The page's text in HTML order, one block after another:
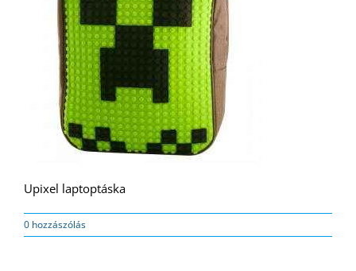
Upixel laptoptáska
0 hozzászólás